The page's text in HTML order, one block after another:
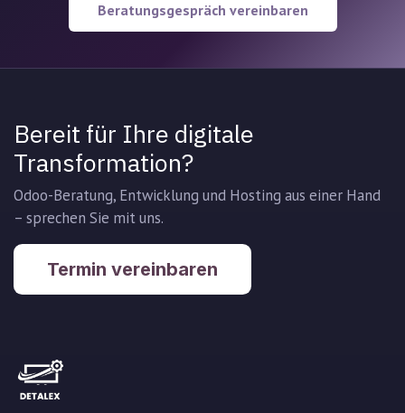
Beratungsgespräch vereinbaren
Bereit für Ihre digitale
Transformation?
Odoo-Beratung, Entwicklung und Hosting aus einer Hand
– sprechen Sie mit uns.
Termin vereinbaren